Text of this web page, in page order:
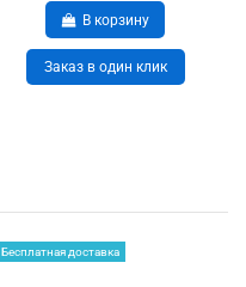
В корзину
Заказ в один клик
Бесплатная доставка